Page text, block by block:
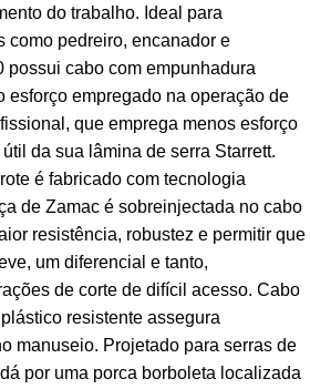
do trabalho. Ideal para
como pedreiro, encanador e
possui cabo com empunhadura
esforço empregado na operação de
que emprega menos esforço
da sua lâmina de serra Starrett.
é fabricado com tecnologia
de Zamac é sobreinjectada no cabo
resistência, robustez e permitir que
um diferencial e tanto,
de corte de difícil acesso. Cabo
resistente assegura
manuseio. Projetado para serras de
por uma porca borboleta localizada